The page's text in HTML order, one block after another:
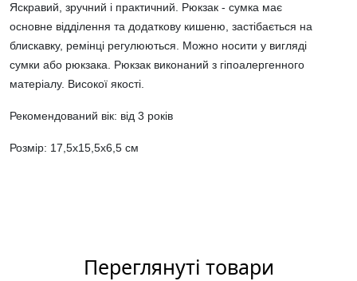
Яскравий, зручний і практичний. Рюкзак - сумка має
основне відділення та додаткову кишеню, застібається на
блискавку, ремінці регулюються. Можно носити у вигляді
сумки або рюкзака. Рюкзак виконаний з гіпоалергенного
матеріалу. Високої якості.
Рекомендований вік: від 3 років
Розмір: 17,5х15,5х6,5 см
Переглянуті товари